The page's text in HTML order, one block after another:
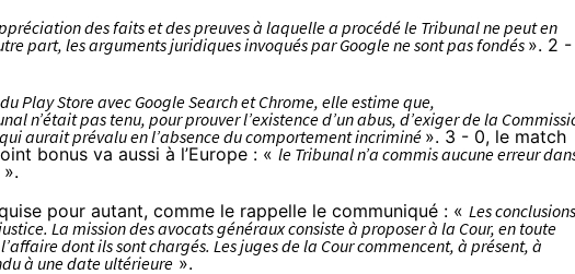
des faits et des preuves à laquelle a procédé le Tribunal ne peut en
part, les arguments juridiques invoqués par Google ne sont pas fondés ». 2
Play Store avec Google Search et Chrome, elle estime que,
n’était pas tenu, pour prouver l’existence d’un abus, d’exiger de la
aurait prévalu en l’absence du comportement incriminé ». 3 - 0, le match
bonus va aussi à l’Europe : «le Tribunal n’a commis aucune erreur
».
pour autant, comme le rappelle le communiqué : « Les conclusions
La mission des avocats généraux consiste à proposer à la Cour, en toute
dont ils sont chargés. Les juges de la Cour commencent, à présent, à
à une date ultérieure ».